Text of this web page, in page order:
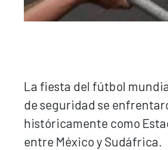
La fiesta del fútbol
de seguridad se
históricamente como
entre México y Sudáfrica.